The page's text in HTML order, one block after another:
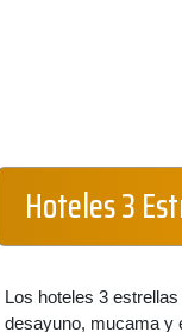
Hoteles 3
Los hoteles 3
desayuno, mucama y